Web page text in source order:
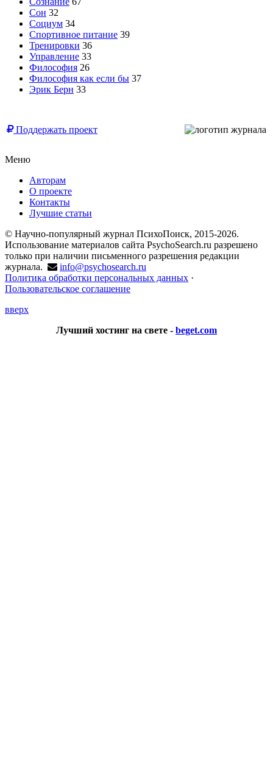
Сон 32
Социум 34
Спортивное питание 39
Тренировки 36
Управление 33
Философия 26
Философия как если бы 37
Эрик Берн 33
Поддержать проект
Меню
Авторам
О проекте
Контакты
Лучшие статьи
© Научно-популярный журнал ПсихоПоиск, 2015-2026.
Использование материалов сайта PsychoSearch.ru разрешено
только при наличии письменного разрешения редакции
журнала.
info@psychosearch.ru
Политика обработки персональных данных ·
Пользовательское соглашение
вверх
Лучший хостинг на свете - beget.com